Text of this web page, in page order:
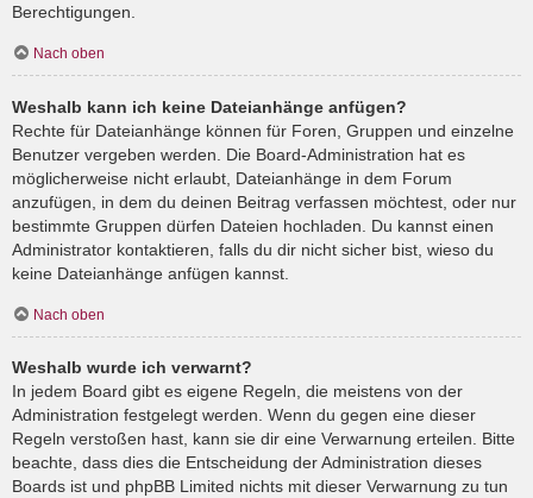
Berechtigungen.
Nach oben
Weshalb kann ich keine Dateianhänge anfügen?
Rechte für Dateianhänge können für Foren, Gruppen und einzelne
Benutzer vergeben werden. Die Board-Administration hat es
möglicherweise nicht erlaubt, Dateianhänge in dem Forum
anzufügen, in dem du deinen Beitrag verfassen möchtest, oder nur
bestimmte Gruppen dürfen Dateien hochladen. Du kannst einen
Administrator kontaktieren, falls du dir nicht sicher bist, wieso du
keine Dateianhänge anfügen kannst.
Nach oben
Weshalb wurde ich verwarnt?
In jedem Board gibt es eigene Regeln, die meistens von der
Administration festgelegt werden. Wenn du gegen eine dieser
Regeln verstoßen hast, kann sie dir eine Verwarnung erteilen. Bitte
beachte, dass dies die Entscheidung der Administration dieses
Boards ist und phpBB Limited nichts mit dieser Verwarnung zu tun